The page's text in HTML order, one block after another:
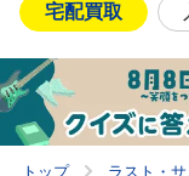
宅配買取
トップ ラスト・